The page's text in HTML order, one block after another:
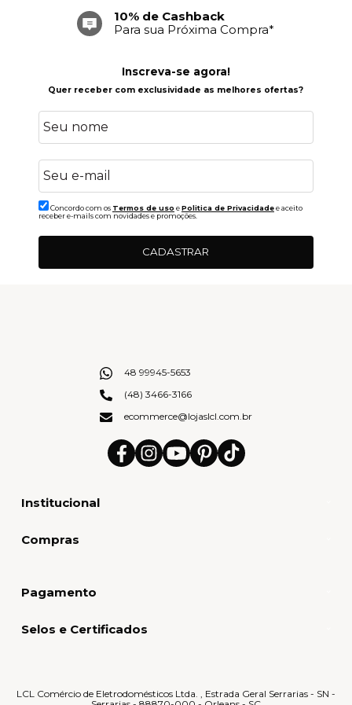
10% de Cashback
Para sua Próxima Compra*
Inscreva-se agora!
Quer receber com exclusividade as melhores ofertas?
Concordo com os Termos de uso ePolitica de Privacidadee aceito
receber e-mails com novidades e promoções.
CADASTRAR
Institucional
Compras
48 99945-5653
(48) 3466-3166
ecommerce@lojaslcl.com.br
Pagamento
Selos e Certificados
LCL Comércio de Eletrodomésticos Ltda. , Estrada Geral Serrarias - SN -